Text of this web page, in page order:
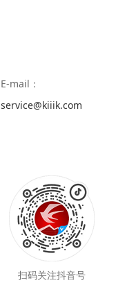
E-mail：
service@kiiik.com
扫码关注抖音号